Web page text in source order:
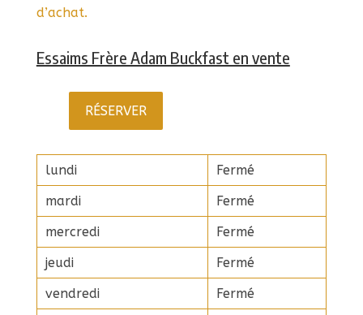
d’achat.
Essaims Frère Adam Buckfast en vente
RÉSERVER
lundi
Fermé
mardi
Fermé
mercredi
Fermé
jeudi
Fermé
vendredi
Fermé